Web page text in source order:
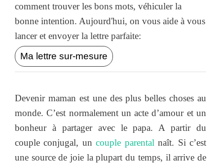
comment trouver les bons mots, véhiculer la
bonne intention. Aujourd'hui, on vous aide à vous
lancer et envoyer la lettre parfaite:
Ma lettre sur-mesure
Devenir maman est une des plus belles choses au
monde. C’est normalement un acte d’amour et un
bonheur à partager avec le papa. A partir du
couple conjugal, uncouple parental naît. Si c’est
une source de joie la plupart du temps, il arrive de